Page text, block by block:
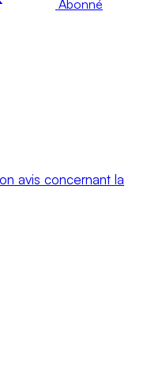
Abonné
avis concernant la